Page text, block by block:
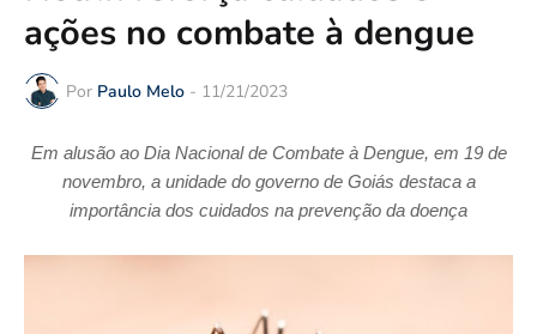
ações no combate à dengue
Por Paulo Melo - 11/21/2023
Em alusão ao Dia Nacional de Combate à Dengue, em 19 de
novembro, a unidade do governo de Goiás destaca a
importância dos cuidados na prevenção da doença